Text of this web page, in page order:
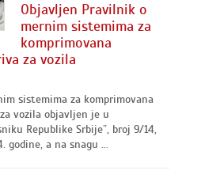
Objavljen Pravilnik o
mernim sistemima za
komprimovana
za vozila
sistemima za komprimovana
vozila objavljen je u
Republike Srbije”, broj 9/14,
godine, a na snagu ...